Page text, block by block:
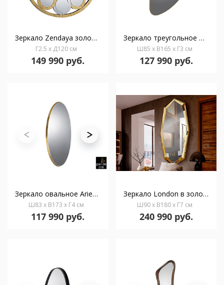
Зеркало Zendaya золотое 120Ø
Г2.5 x Д120 см
149 990 руб.
Зеркало треугольное Orio 168Х81 золото
Ш85 x В165 x Г3 см
127 990 руб.
Зеркало овальное Aries 80X170 золото
Ш83 x В173 x Г4 см
117 990 руб.
Зеркало London в золотой раме
Ш90 x В180 x Г7 см
240 990 руб.